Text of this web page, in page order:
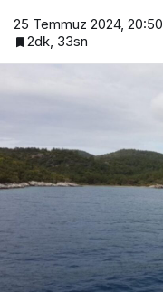
25 Temmuz 2024, 20:50
2dk, 33sn